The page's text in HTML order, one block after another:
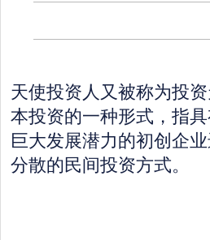
天使投资人又被称为投
本投资的一种形式，指
巨大发展潜力的初创企
分散的民间投资方式。